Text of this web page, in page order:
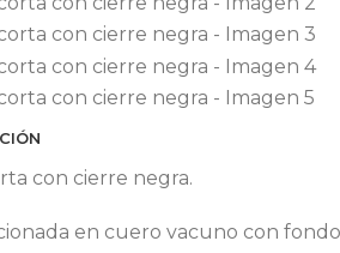
con cierre negra.
en cuero vacuno con